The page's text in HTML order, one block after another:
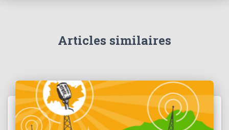
Articles similaires